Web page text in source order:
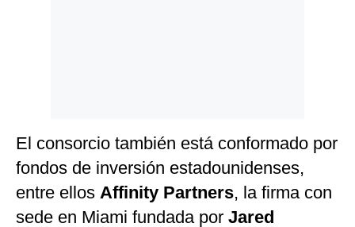
El consorcio también está conformado por
fondos de inversión estadounidenses,
entre ellos Affinity Partners, la firma con
sede en Miami fundada por Jared